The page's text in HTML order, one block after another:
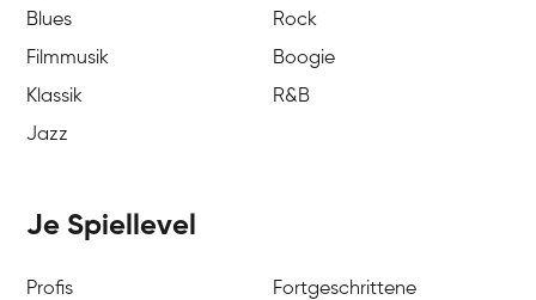
Blues
Rock
Filmmusik
Boogie
Klassik
R&B
Jazz
Je Spiellevel
Profis
Fortgeschrittene